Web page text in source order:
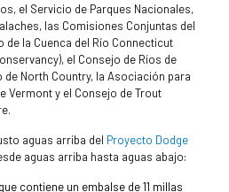
el Servicio de Parques Nacionales,
las Comisiones Conjuntas del
de la Cuenca del Río Connecticut
el Consejo de Ríos de
de North Country, la Asociación para
Vermont y el Consejo de Trout
aguas arriba del Proyecto Dodge
aguas arriba hasta aguas abajo:
contiene un embalse de 11 millas